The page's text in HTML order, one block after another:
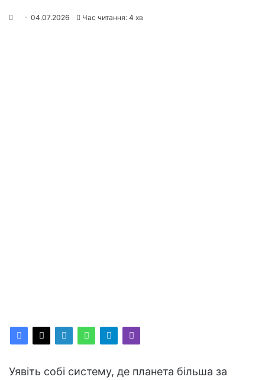
04.07.2026 Час читання: 4 хв
Уявіть собі систему, де планета більша за